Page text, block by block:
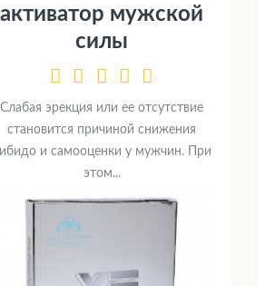
активатор мужской
силы
Слабая эрекция или ее отсутствие
становится причиной снижения
и самооценки у мужчин. При
этом...